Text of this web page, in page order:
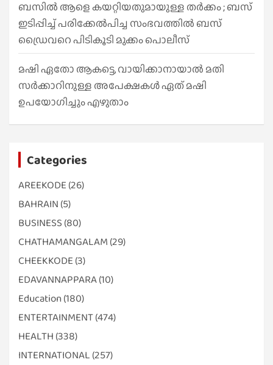
ബസിൽ ആളെ കയറ്റിയതുമായുള്ള തർക്കം ; ബസ്
ഇടിപ്പിച്ച് പരിക്കേൽപിച്ച സംഭവത്തിൽ ബസ്
ഡ്രൈവറെ പിടികൂടി മുക്കം പൊലീസ്
മഷി ഏതോ ആകട്ടെ, വായിക്കാനായാൽ മതി​
സർക്കാറിനുള്ള അപേക്ഷകൾ ഏത് മഷി
ഉപയോഗിച്ചും എഴുതാം
Categories
AREEKODE (26)
BAHRAIN (5)
BUSINESS (80)
CHATHAMANGALAM (29)
CHEEKKODE (3)
EDAVANNAPPARA(10)
Education (180)
ENTERTAINMENT(474)
HEALTH (338)
INTERNATIONAL (257)